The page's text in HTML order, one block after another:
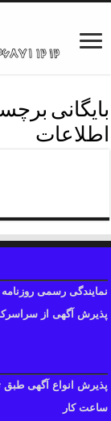
بایگانی
اطلاعات
نمایندگی رسمی
پذیرش آگهی از
پذیرش انواع آگهی
ساعت کار